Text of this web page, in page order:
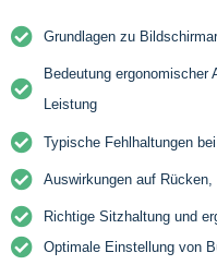
Grundlagen zu
Bedeutung ergonomischer
Leistung
Typische Fehlhaltungen
Auswirkungen auf
Richtige Sitzhaltung und
Optimale Einstellung von